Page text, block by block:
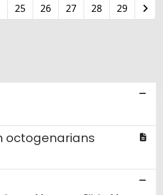
25 26 27 28 29
octogenarians